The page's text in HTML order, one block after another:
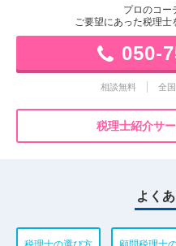
プロのコー
ご要望にあった税理
050-
相談無料 全
税理士紹介サ
よく